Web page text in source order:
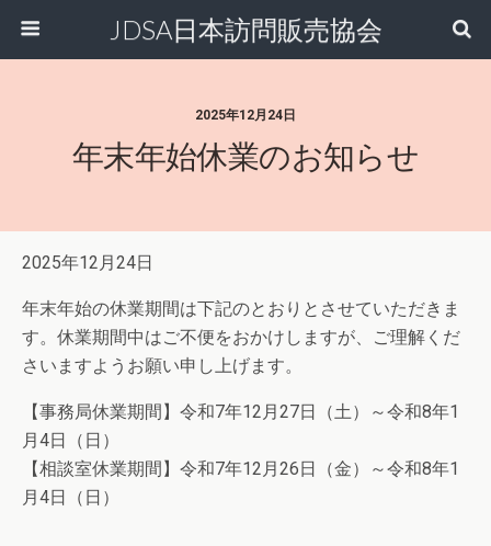
JDSA日本訪問販売協会
2025年12月24日
年末年始休業のお知らせ
2025年12月24日
年末年始の休業期間は下記のとおりとさせていただきま
す。休業期間中はご不便をおかけしますが、ご理解くだ
さいますようお願い申し上げます。
【事務局休業期間】令和7年12月27日（土）～令和8年1
月4日（日）
【相談室休業期間】令和7年12月26日（金）～令和8年1
月4日（日）